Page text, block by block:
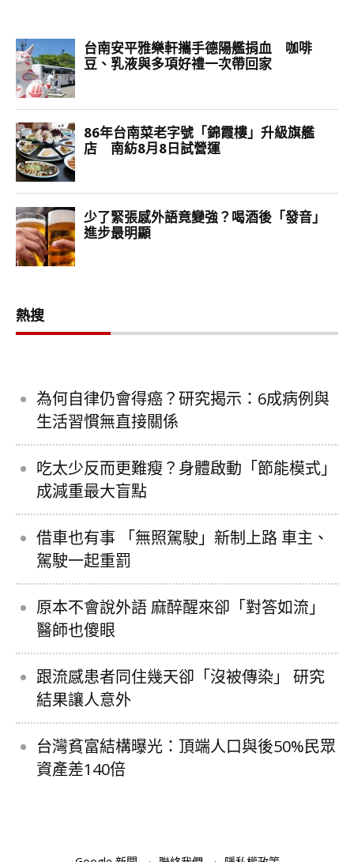
熱搜
為何自律仍會得癌？研究揭示：6成病例與
生活習慣無直接關係
吃太少反而更難瘦？身體啟動「節能模式」
成減重最大盲點
借車也有事 「無照駕駛」新制上路 車主、
駕駛一起重罰
原本不會說外語 麻醉醒來卻「對答如流」
醫師也傻眼
跟流感患者同住幾天卻「沒被傳染」 研究
結果讓人意外
台灣貧富結構曝光：頂端人口與後50%民眾
資產差140倍